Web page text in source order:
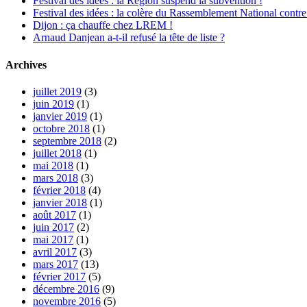
Festival des idées : la colère du Rassemblement National
Dijon : ça chauffe chez LREM !
Arnaud Danjean a-t-il refusé la tête de liste ?
Archives
juillet 2019 (3)
juin 2019 (1)
janvier 2019 (1)
octobre 2018 (1)
septembre 2018 (2)
juillet 2018 (1)
mai 2018 (1)
mars 2018 (3)
février 2018 (4)
janvier 2018 (1)
août 2017 (1)
juin 2017 (2)
mai 2017 (1)
avril 2017 (3)
mars 2017 (13)
février 2017 (5)
décembre 2016 (9)
novembre 2016 (5)